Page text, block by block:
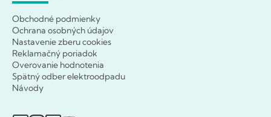
Obchodné podmienky
Ochrana osobných údajov
Nastavenie zberu cookies
Reklamačný poriadok
Overovanie hodnotenia
Spätný odber elektroodpadu
Návody